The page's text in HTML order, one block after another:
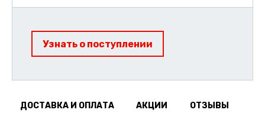
Узнать о поступлении
ДОСТАВКА И ОПЛАТА АКЦИИ ОТЗЫВЫ